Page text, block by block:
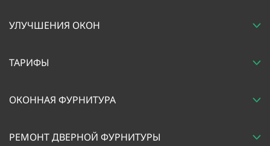
УЛУЧШЕНИЯ ОКОН
ТАРИФЫ
ОКОННАЯ ФУРНИТУРА
РЕМОНТ ДВЕРНОЙ ФУРНИТУРЫ